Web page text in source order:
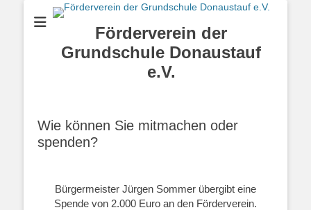
Förderverein der
Grundschule Donaustauf
e.V.
Wie können Sie mitmachen oder
spenden?
Bürgermeister Jürgen Sommer übergibt eine
Spende von 2.000 Euro an den Förderverein.